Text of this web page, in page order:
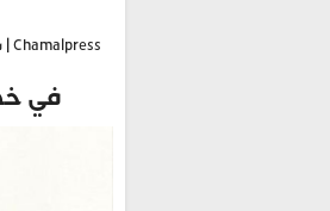
Chamalpress | شمال بريس
في